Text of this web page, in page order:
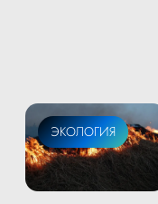
ЭКОЛОГИЯ